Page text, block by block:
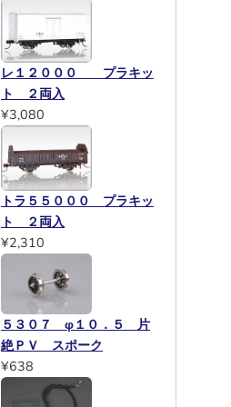
レ１２０００ プラキッ
ト ２両入
¥3,080
トラ５５０００ プラキッ
ト ２両入
¥2,310
５３０７ φ１０．５ 片
絶ＰＶ スポーク
¥638